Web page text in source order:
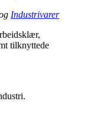
Industrivarer
tilknyttede